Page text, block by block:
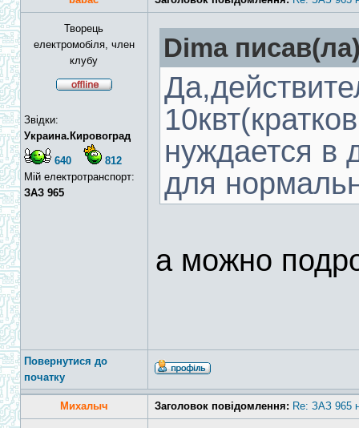
Творець
електромобіля, член
клубу
Звідки:
Украина.Кировоград
640
812
Мій електротранспорт:
ЗАЗ 965
Dima
нуждается в
для
а можно
Повернутися до
початку
Михалыч Заголовок повідомлення: Re: ЗАЗ 965